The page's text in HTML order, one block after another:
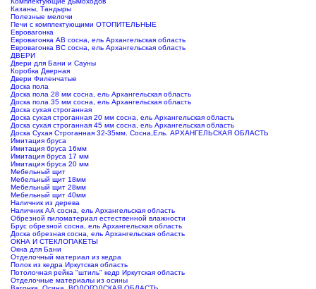
Казаны, Тандыры
Полезные мелочи
Печи с комплектующими ОТОПИТЕЛЬНЫЕ
Евровагонка
Евровагонка АВ сосна, ель Архангельская область
Евровагонка ВС сосна, ель Архангельская область
ДВЕРИ
Двери для Бани и Сауны
Коробка Дверная
Двери Филенчатые
Доска пола
Доска пола 28 мм сосна, ель Архангельская область
Доска пола 35 мм сосна, ель Архангельская область
Доска сухая строганная
Доска сухая строганная 20 мм сосна, ель Архангельская область
Доска сухая строганная 45 мм сосна, ель Архангельская область
Доска Сухая Строганная 32-35мм. Сосна,Ель. АРХАНГЕЛЬСКАЯ ОБЛАСТЬ
Имитация бруса
Имитация бруса 16мм
Имитация бруса 17 мм
Имитация бруса 20 мм
Мебельный щит
Мебельный щит 18мм
Мебельный щит 28мм
Мебельный щит 40мм
Наличник из дерева
Наличник АА сосна, ель Архангельская область
Обрезной пиломатериал естественной влажности
Брус обрезной сосна, ель Архангельская область
Доска обрезная сосна, ель Архангельская область
ОКНА И СТЕКЛОПАКЕТЫ
Окна для Бани
Отделочный материал из кедра
Полок из кедра Иркутская область
Потолочная рейка "штиль" кедр Иркутская область
Отделочные материалы из осины